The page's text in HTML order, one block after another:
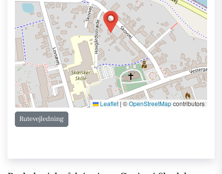
Leaflet | ©OpenStreetMapcontributors
Rutevejledning